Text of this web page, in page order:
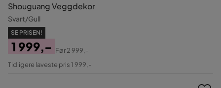
Shouguang Veggdekor
Svart/Gull
SE PRISEN!
Pris
1 999,-
Original
Før2 999,-
Tidligere laveste pris 1 999,-